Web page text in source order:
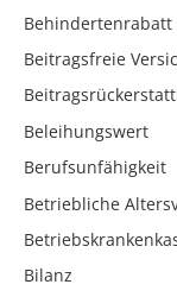
Behindertenrabatt
Beitragsfreie
Beleihungswert
Berufsunfähigkeit
Betriebliche
Bilanz